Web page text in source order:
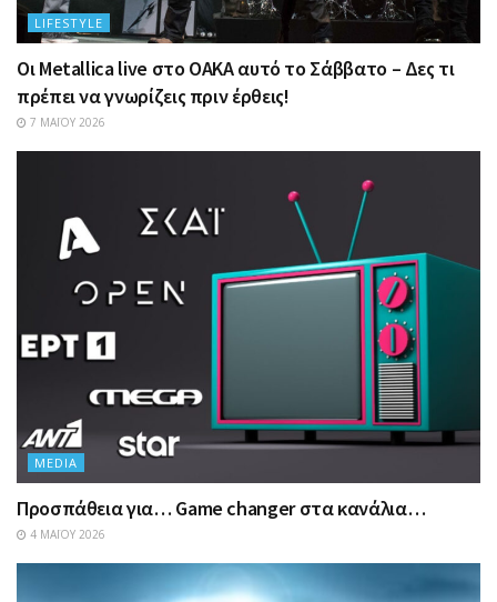
LIFESTYLE
Οι Metallica live στο ΟΑΚΑ αυτό το Σάββατο – Δες τι
πρέπει να γνωρίζεις πριν έρθεις!
7 ΜΑΪ́ΟΥ 2026
MEDIA
Προσπάθεια για… Game changer στα κανάλια…
4 ΜΑΪ́ΟΥ 2026